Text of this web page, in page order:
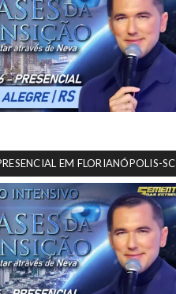
EM FLORIANÓPOLIS-SC